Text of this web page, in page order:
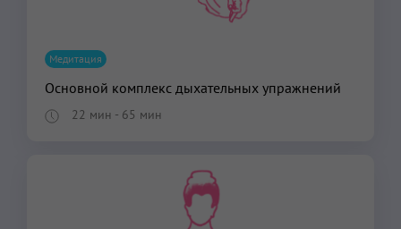
Медитация
Основной комплекс дыхательных упражнений
22 мин - 65 мин